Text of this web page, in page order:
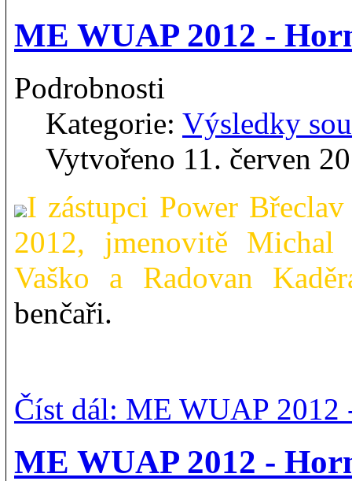
ME WUAP 2012 -
Podrobnosti
Kategorie: Výsledky
Vytvořeno 11. červen
I zástupci Power
2012,
jmenovitě
Vaško a Radovan
benčaři.
Číst dál: ME WUAP 2012
ME WUAP 2012 -